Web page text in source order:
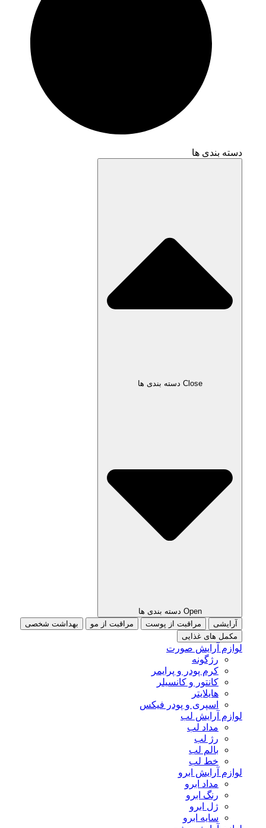
دسته بندی ها
Close دسته بندی ها
Open دسته بندی ها
آرایشی
مراقبت از پوست مراقبت از مو
بهداشت شخصی
مکمل های غذایی
لوازم آرایش صورت
رژگونه
کرم پودر و پرایمر
کانتور و کانسیلر
هایلایتر
اسپری و پودر فیکس
لوازم آرایش لب
مداد لب
رژ لب
بالم لب
خط لب
لوازم آرایش ابرو
مداد ابرو
رنگ ابرو
ژل ابرو
سایه ابرو